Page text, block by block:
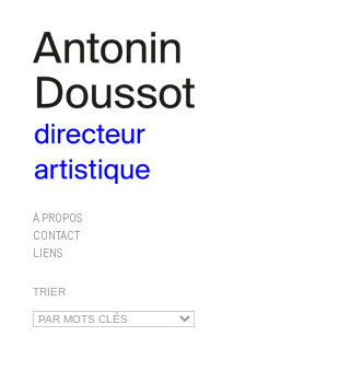
À PROPOS
CONTACT
LIENS
TRIER